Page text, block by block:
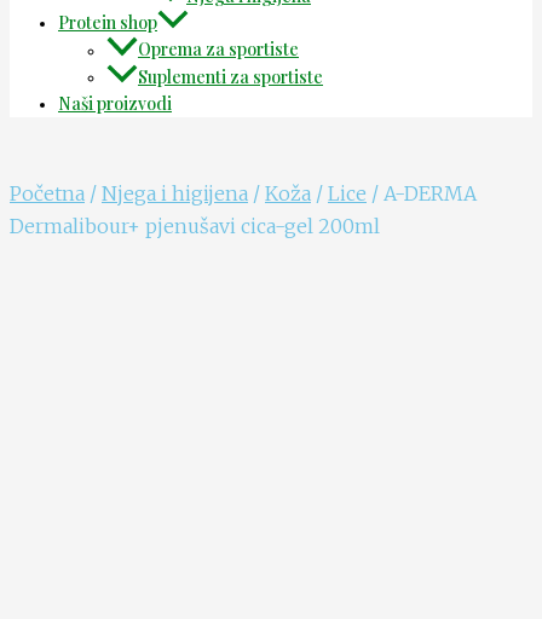
Protein shop
Oprema za sportiste
Suplementi za sportiste
Naši proizvodi
Početna / Njega i higijena / Koža / Lice / A-DERMA
Dermalibour+ pjenušavi cica-gel 200ml